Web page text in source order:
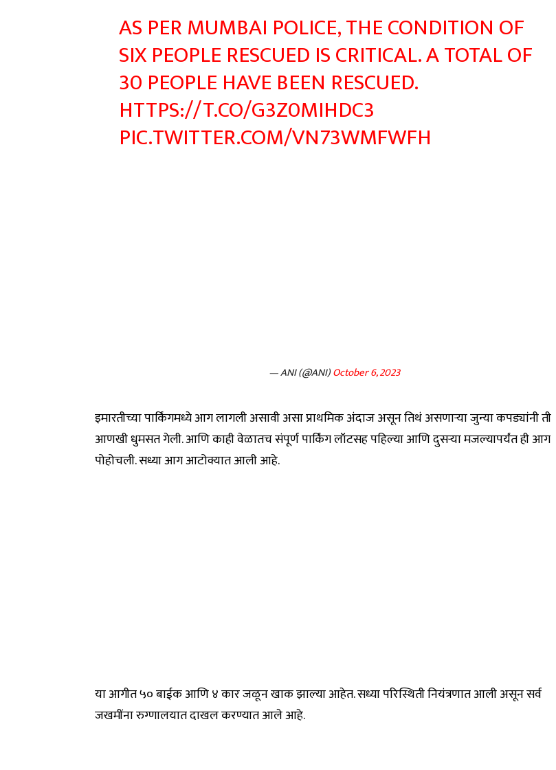
AS PER MUMBAI POLICE, THE CONDITION OF
SIX PEOPLE RESCUED IS CRITICAL. A TOTAL OF
30 PEOPLE HAVE BEEN RESCUED.
HTTPS://T.CO/G3Z0MIHDC3
PIC.TWITTER.COM/VN73WMFWFH
— ANI (@ANI)October 6, 2023
इमारतीच्या पार्किंगमध्ये आग लागली असावी असा प्राथमिक अंदाज असून तिथं असणाऱ्या जुन्या कपड्यांनी ती
आणखी धुमसत गेली. आणि काही वेळातच संपूर्ण पार्किंग लॉटसह पहिल्या आणि दुसऱ्या मजल्यापर्यंत ही आग
पोहोचली. सध्या आग आटोक्यात आली आहे.
या आगीत ५० बाईक आणि ४ कार जळून खाक झाल्या आहेत. सध्या परिस्थिती नियंत्रणात आली असून सर्व
जखमींना रुग्णालयात दाखल करण्यात आले आहे.